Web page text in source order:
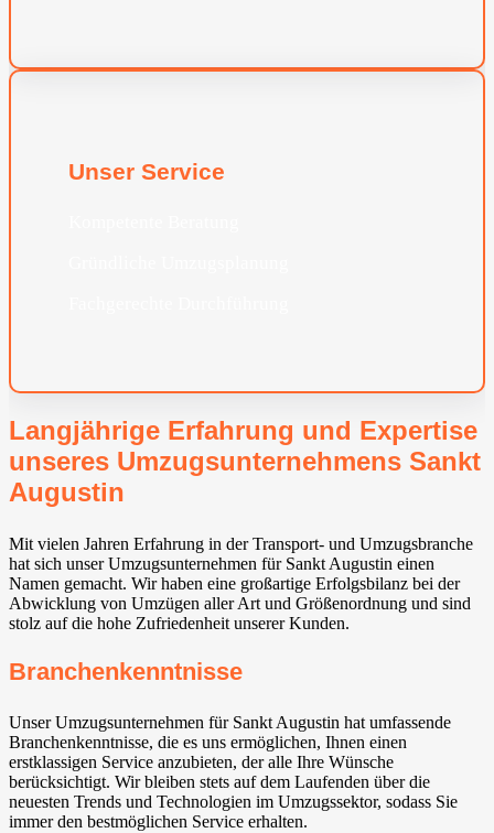
Unser Service
Langjährige Erfahrung und Expertise
unseres Umzugsunternehmens Sankt
Augustin
Mit vielen Jahren Erfahrung in der Transport- und Umzugsbranche
hat sich unser Umzugsunternehmen für Sankt Augustin einen
Namen gemacht. Wir haben eine großartige Erfolgsbilanz bei der
Abwicklung von Umzügen aller Art und Größenordnung und sind
stolz auf die hohe Zufriedenheit unserer Kunden.
Branchenkenntnisse
Unser Umzugsunternehmen für Sankt Augustin hat umfassende
Branchenkenntnisse, die es uns ermöglichen, Ihnen einen
erstklassigen Service anzubieten, der alle Ihre Wünsche
berücksichtigt. Wir bleiben stets auf dem Laufenden über die
neuesten Trends und Technologien im Umzugssektor, sodass Sie
immer den bestmöglichen Service erhalten.